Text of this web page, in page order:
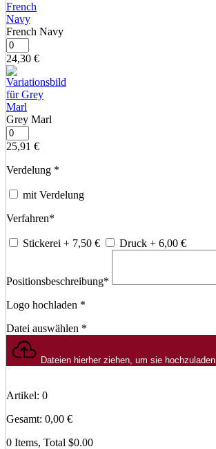
French Navy
24,30 €
Grey Marl
25,91 €
Verdelung *
mit Verdelung
Verfahren*
Stickerei + 7,50 € Druck + 6,00 €
Positionsbeschreibung*
Logo hochladen *
Datei auswählen *
Dateien hierher ziehen, um sie hochzuladen
Artikel: 0
Gesamt: 0,00 €
0 Items, Total $0.00